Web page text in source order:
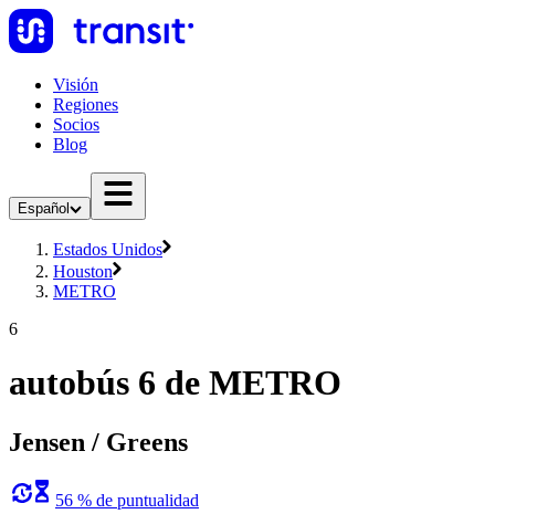
Visión
Regiones
Socios
Blog
Español
Estados Unidos
Houston
METRO
6
autobús 6 de METRO
Jensen / Greens
56 % de puntualidad